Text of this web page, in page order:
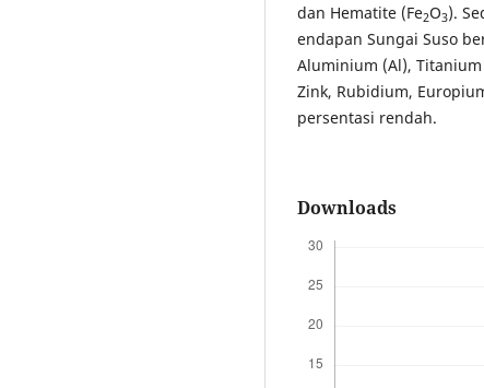
dan Hematite (Fe2O3).
endapan Sungai Suso
Aluminium (Al),
Zink, Rubidium,
persentasi rendah.
Downloads